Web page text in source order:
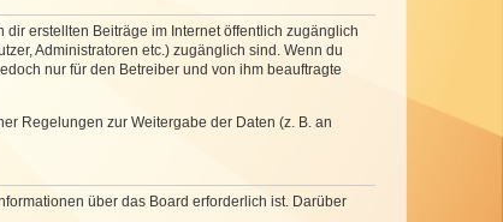
erstellten Beiträge im Internet öffentlich zugänglich
Administratoren etc.) zugänglich sind. Wenn du
nur für den Betreiber und von ihm beauftragte
Regelungen zur Weitergabe der Daten (z. B. an
über das Board erforderlich ist. Darüber